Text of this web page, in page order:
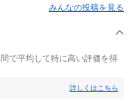
みんなの投稿を見る
で平均して特に高い評価を得
詳しくはこちら